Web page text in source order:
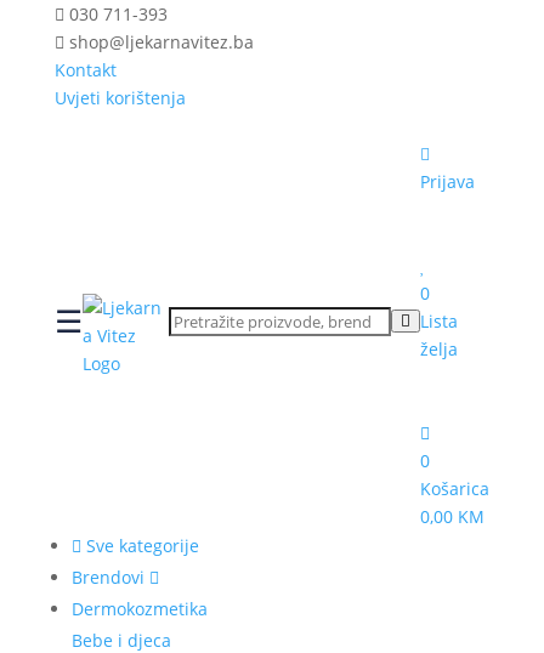
030 711-393
shop@ljekarnavitez.ba
Kontakt
Uvjeti korištenja
☰
Prijava
0
Lista
želja
0
Košarica
0,00 KM
Sve kategorije
Brendovi
Dermokozmetika
Bebe i djeca